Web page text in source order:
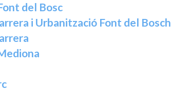
del Bosc
i Urbanització Font del Bosch